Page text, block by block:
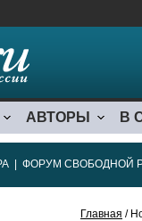
АВТОРЫ В
ФОРУМ СВОБОДНОЙ
Главная /